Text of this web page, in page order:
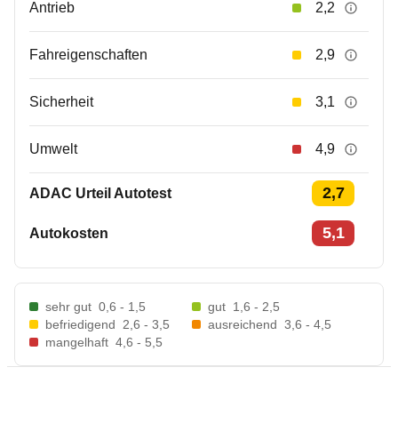
Antrieb 2,2
Fahreigenschaften 2,9
Sicherheit 3,1
Umwelt 4,9
ADAC Urteil Autotest 2,7
Autokosten 5,1
sehr gut 0,6 - 1,5 gut 1,6 - 2,5
befriedigend
2,6 - 3,5 ausreichend 3,6 - 4,5
mangelhaft 4,6 - 5,5